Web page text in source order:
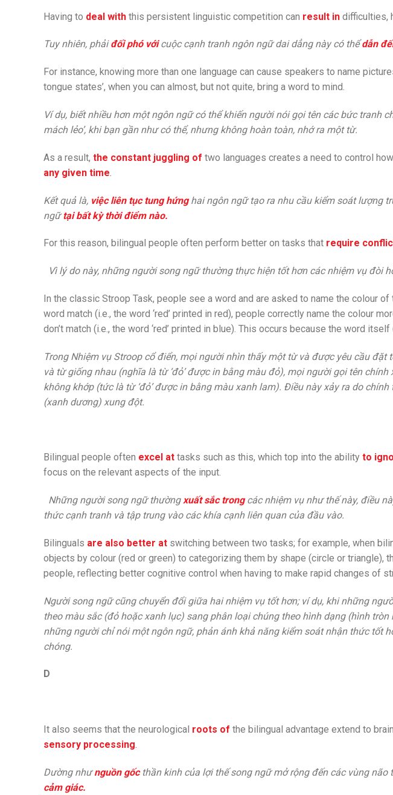
Having to deal with this persistent linguistic competition can result in difficulties,
Tuy nhiên, phảiđối phó vớicuộc cạnh tranh ngôn ngữ dai dẳng này có thểdẫn
For instance, knowing more than one language can cause speakers to name
tongue states’, when you can almost, but not quite, bring a word to mind.
Ví dụ, biết nhiều hơn một ngôn ngữ có thể khiến người nói gọi tên các bức tranh
mách lẻo’, khi bạn gần như có thể, nhưng không hoàn toàn, nhớ ra một từ.
As a result, the constant juggling of two languages creates a need to control
any given time.
Kết quả là, việc liên tục tung hứnghai ngôn ngữ tạo ra nhu cầu kiểm soát lượng
ngữtại bất kỳ thời điểm nào.
For this reason, bilingual people often perform better on tasks that require
Vì lý do này, những người song ngữ thường thực hiện tốt hơn các nhiệm vụ đòi
In the classic Stroop Task, people see a word and are asked to name the colour of
word match (i.e., the word ‘red’ printed in red), people correctly name the colour
don’t match (i.e., the word ‘red’ printed in blue). This occurs because the word
Trong Nhiệm vụ Stroop cổ điển, mọi người nhìn thấy một từ và được yêu cầu
và từ giống nhau (nghĩa là từ ‘đỏ’ được in bằng màu đỏ), mọi người gọi tên
không khớp (tức là từ ‘đỏ’ được in bằng màu xanh lam). Điều này xảy ra do chính
(xanh dương) xung đột.
Bilingual people often excel at tasks such as this, which top into the ability to
focus on the relevant aspects of the input.
Những người song ngữ thườngxuất sắc trong các nhiệm vụ như thế này, điều
thức cạnh tranh và tập trung vào các khía cạnh liên quan của đầu vào.
Bilinguals are also better at switching between two tasks; for example, when
objects by colour (red or green) to categorizing them by shape (circle or triangle),
people, reflecting better cognitive control when having to make rapid changes of
Người song ngữ cũng chuyển đổi giữa hai nhiệm vụ tốt hơn; ví dụ, khi những
theo màu sắc (đỏ hoặc xanh lục) sang phân loại chúng theo hình dạng (hình
những người chỉ nói một ngôn ngữ, phản ánh khả năng kiểm soát nhận thức tốt
chóng.
D
It also seems that the neurological roots of the bilingual advantage extend to
sensory processing.
Dường như nguồn gốc thần kinh của lợi thế song ngữ mở rộng đến các vùng não
cảm giác.